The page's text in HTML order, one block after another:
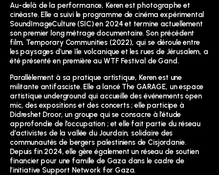
Au-delà de la performance, Keren est photographe et
cinéaste. Elle a suivi le programme de cinéma expérimental
SoundImageCulture (SIC) en 2024 et termine actuellement
son premier long métrage documentaire. Son précédent
film, Temporary Communities (2022), qui se déroule entre
les paysages d’une île volcanique et les rues de Jérusalem, a
été présenté en première au WTF Festival de Gand.
Parallèlement à sa pratique artistique, Keren est une
militante antifasciste. Elle a lancé The GARAGE, un espace
artistique underground qui accueille des événements open
mic, des expositions et des concerts ; elle participe à
Didreshet Droor, un groupe qui se consacre à l’étude
approfondie de l’occupation ; et elle fait partie du réseau
d’activistes de la vallée du Jourdain, solidaire des
communautés de bergers palestiniens de Cisjordanie.
Depuis fin 2024, elle gère également un réseau de soutien
financier pour une famille de Gaza dans le cadre de
l’initiative Support Network for Gaza.